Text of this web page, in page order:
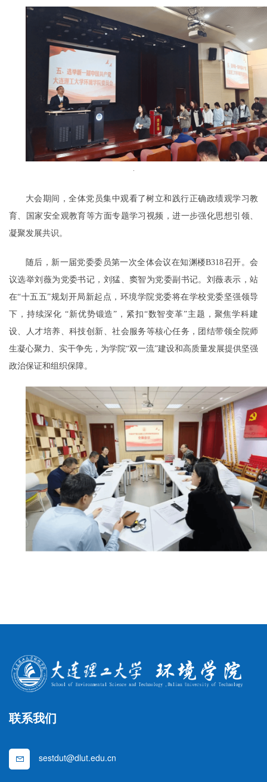
大会期间，全体党员集中观看了树立和践行正确政绩观学习教
育、国家安全观教育等方面专题学习视频，进一步强化思想引领、
凝聚发展共识。
随后，新一届党委委员第一次全体会议在知渊楼B318召开。会
议选举刘薇为党委书记，刘猛、窦智为党委副书记。刘薇表示，站
在“十五五”规划开局新起点，环境学院党委将在学校党委坚强领导
下，持续深化 “新优势锻造”，紧扣“数智变革”主题，聚焦学科建
设、人才培养、科技创新、社会服务等核心任务，团结带领全院师
生凝心聚力、实干争先，为学院“双一流”建设和高质量发展提供坚强
政治保证和组织保障。
联系我们
sestdut@dlut.edu.cn